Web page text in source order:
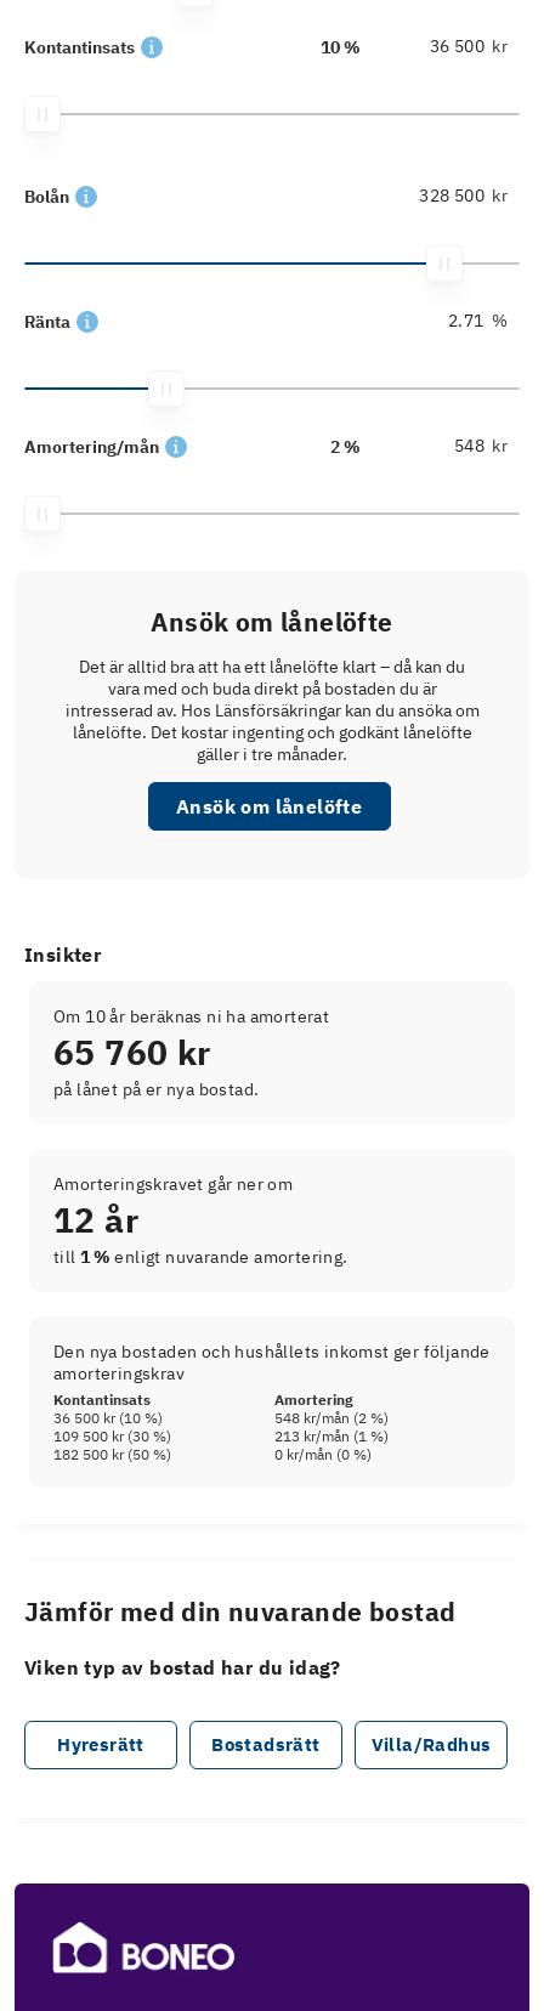
Kontantinsats 10 % kr
Bolån kr
Ränta %
Amortering/mån 2 % kr
Ansök om lånelöfte
Det är alltid bra att ha ett lånelöfte klart – då kan du
vara med och buda direkt på bostaden du är
intresserad av. Hos Länsförsäkringar kan du ansöka om
lånelöfte. Det kostar ingenting och godkänt lånelöfte
gäller i tre månader.
Ansök om lånelöfte
Insikter
Om 10 år beräknas ni ha amorterat
65 760 kr
på lånet på er nya bostad.
Amorteringskravet går ner om
12 år
till 1 % enligt nuvarande amortering.
Den nya bostaden och hushållets inkomst ger följande
amorteringskrav
Kontantinsats
Amortering
36 500 kr(10 %) 548 kr/mån (2 %)
109 500 kr(30 %) 213 kr/mån (1 %)
182 500 kr(50 %) 0 kr/mån (0 %)
Jämför med din nuvarande bostad
Viken typ av bostad har du idag?
Hyresrätt Bostadsrätt Villa/Radhus